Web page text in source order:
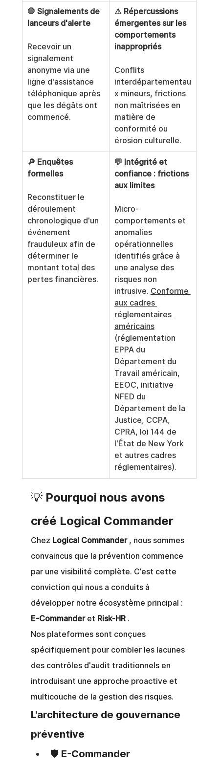
🛑 Signalements de
lanceurs d'alerte
Recevoir un
signalement
anonyme via une
ligne d'assistance
téléphonique après
que les dégâts ont
commencé.
⚠️ Répercussions
émergentes sur les
comportements
inappropriés
Conflits
interdépartementau
x mineurs, frictions
non maîtrisées en
matière de
conformité ou
érosion culturelle.
🔎 Enquêtes
formelles
Reconstituer le
déroulement
chronologique d'un
événement
frauduleux afin de
déterminer le
montant total des
pertes financières.
💬 Intégrité et
confiance : frictions
aux limites
Micro-
comportements et
anomalies
opérationnelles
identifiés grâce à
une analyse des
risques non
intrusive. Conforme
aux cadres
réglementaires
américains
(réglementation
EPPA du
Département du
Travail américain,
EEOC, initiative
NFED du
Département de la
Justice, CCPA,
CPRA, loi 144 de
l'État de New York
et autres cadres
réglementaires).
💡 Pourquoi nous avons
créé Logical Commander
Chez Logical Commander , nous sommes
convaincus que la prévention commence
par une visibilité complète. C’est cette
conviction qui nous a conduits à
développer notre écosystème principal :
E-Commander et Risk-HR .
Nos plateformes sont conçues
spécifiquement pour combler les lacunes
des contrôles d'audit traditionnels en
introduisant une approche proactive et
multicouche de la gestion des risques.
L'architecture de gouvernance
préventive
🛡️ E-Commander